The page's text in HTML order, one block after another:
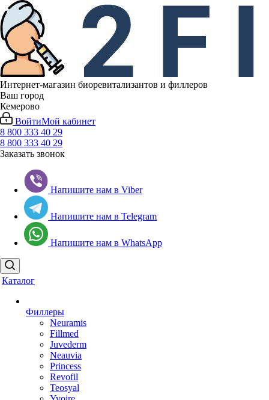
Интернет-магазин биоревитализантов и филлеров
Ваш город
Кемерово
ВойтиМой кабинет
8 800 333 40 29
8 800 333 40 29
Заказать звонок
Напишите нам в Viber
Напишите нам в Telegram
Напишите нам в WhatsApp
Каталог
Филлеры
Neuramis
Fillmed
Juvederm
Neauvia
Princess
Revofil
Teosyal